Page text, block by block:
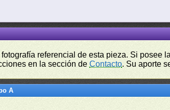
referencial de esta pieza. Si posee
en la sección deContacto. Su aporte
A